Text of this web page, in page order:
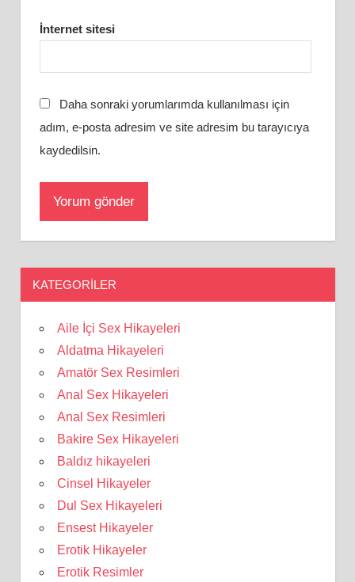
İnternet sitesi
Daha sonraki yorumlarımda kullanılması için
adım, e-posta adresim ve site adresim bu tarayıcıya
kaydedilsin.
KATEGORILER
Aile İçi Sex Hikayeleri
Aldatma Hikayeleri
Amatör Sex Resimleri
Anal Sex Hikayeleri
Anal Sex Resimleri
Bakire Sex Hikayeleri
Baldız hikayeleri
Cinsel Hikayeler
Dul Sex Hikayeleri
Ensest Hikayeler
Erotik Hikayeler
Erotik Resimler